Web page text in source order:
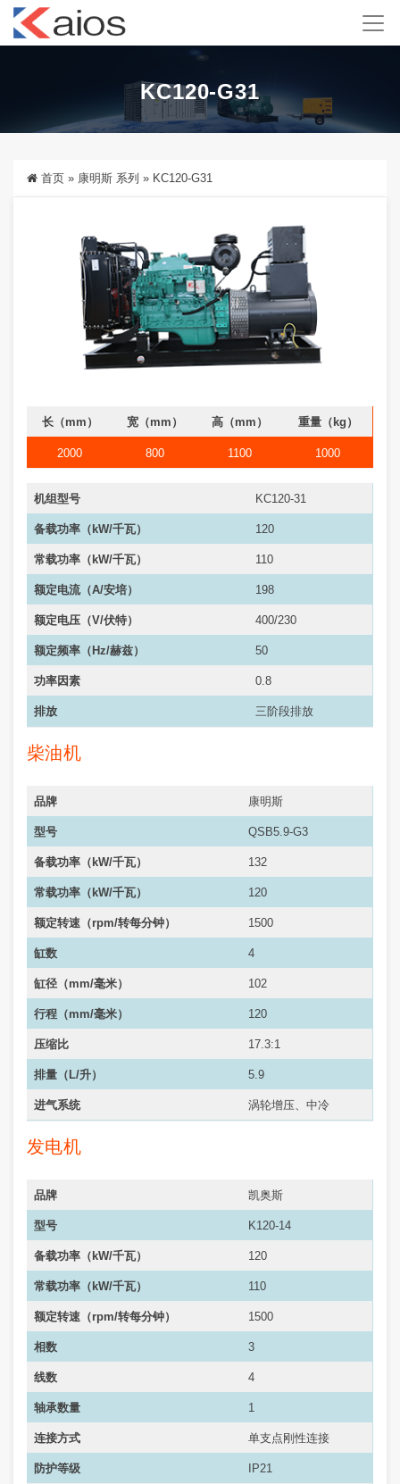
KC120-G31
首页 » 康明斯 系列 » KC120-G31
长（mm） 宽（mm） 高（mm） 重量（kg）
2000 800 1100 1000
机组型号 KC120-31
备载功率（kW/千瓦） 120
常载功率（kW/千瓦） 110
额定电流（A/安培） 198
额定电压（V/伏特） 400/230
额定频率（Hz/赫兹） 50
功率因素 0.8
排放 三阶段排放
柴油机
品牌 康明斯
型号 QSB5.9-G3
备载功率（kW/千瓦） 132
常载功率（ kW/千瓦） 120
额定转速（rpm/转每分钟） 1500
缸数 4
缸径（mm/毫米） 102
行程（mm/毫米） 120
压缩比 17.3:1
排量（L/升） 5.9
进气系统 涡轮增压、中冷
发电机
品牌 凯奥斯
型号 K120-14
备载功率（kW/千瓦） 120
常载功率（ kW/千瓦） 110
额定转速（rpm/转每分钟） 1500
相数 3
线数 4
轴承数量 1
连接方式 单支点刚性连接
防护等级 IP21